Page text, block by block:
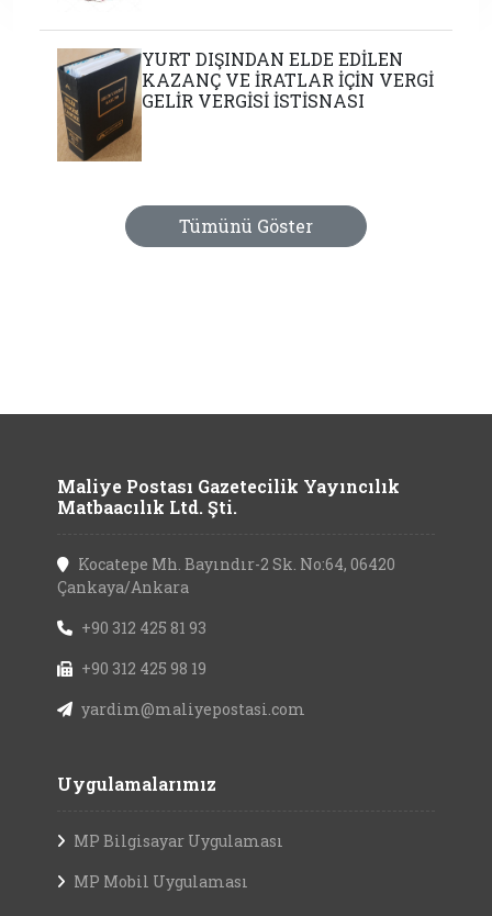
YURT DIŞINDAN ELDE EDİLEN
KAZANÇ VE İRATLAR İÇİN VERGİ
GELİR VERGİSİ İSTİSNASI
Tümünü Göster
Maliye Postası Gazetecilik Yayıncılık
Matbaacılık Ltd. Şti.
Kocatepe Mh. Bayındır-2 Sk. No:64, 06420
Çankaya/Ankara
+90 312 425 81 93
+90 312 425 98 19
yardim@maliyepostasi.com
Uygulamalarımız
MP Bilgisayar Uygulaması
MP Mobil Uygulaması